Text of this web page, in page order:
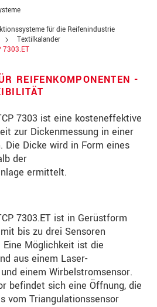
für die Reifenindustrie
Textilkalander
7303.ET
REIFENKOMPONENTEN -
7303 ist eine kosteneffektive
zur Dickenmessung in einer
Die Dicke wird in Form eines
der
ermittelt.
7303.ET ist in Gerüstform
bis zu drei Sensoren
Möglichkeit ist die
aus einem Laser-
einem Wirbelstromsensor.
befindet sich eine Öffnung, die
vom Triangulationssensor
auf dem Laufenden
vertraulich. Bitte lesen Sie
.